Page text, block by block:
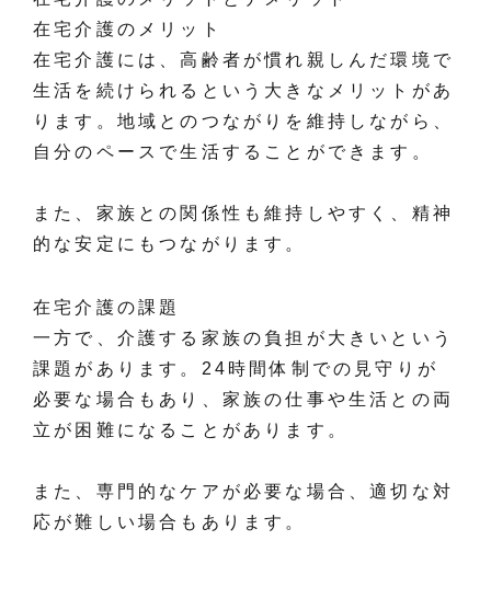
在宅介護のメリット
在宅介護には、高齢者が慣れ親しんだ環境で
生活を続けられるという大きなメリットがあ
ります。地域とのつながりを維持しながら、
自分のペースで生活することができます。
また、家族との関係性も維持しやすく、精神
的な安定にもつながります。
在宅介護の課題
一方で、介護する家族の負担が大きいという
課題があります。24時間体制での見守りが
必要な場合もあり、家族の仕事や生活との両
立が困難になることがあります。
また、専門的なケアが必要な場合、適切な対
応が難しい場合もあります。